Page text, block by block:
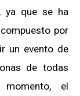
ya que se ha
por
un evento de
de todas
momento, el